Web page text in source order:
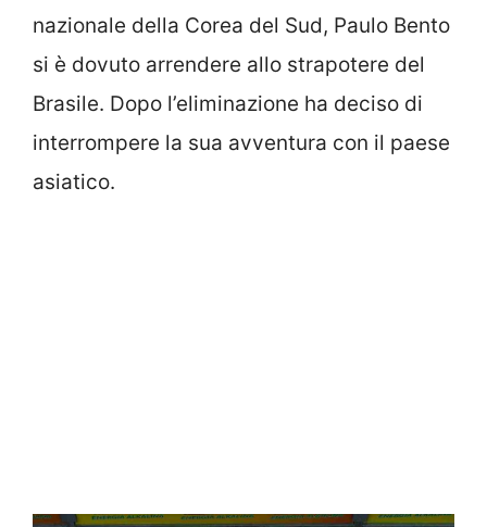
nazionale della Corea del Sud, Paulo Bento
si è dovuto arrendere allo strapotere del
Brasile. Dopo l’eliminazione ha deciso di
interrompere la sua avventura con il paese
asiatico.